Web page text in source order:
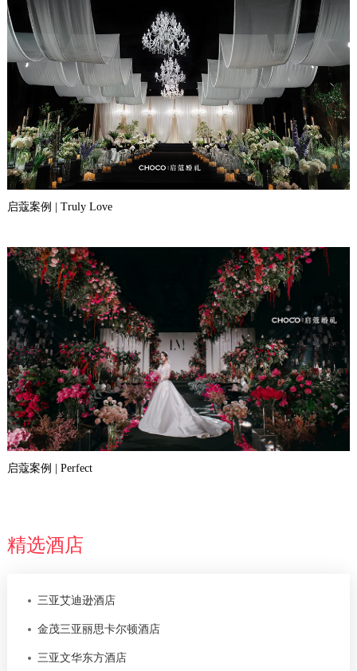
启蔻案例 | Truly Love
启蔻案例 | Perfect
精选酒店
三亚艾迪逊酒店
金茂三亚丽思卡尔顿酒店
三亚文华东方酒店